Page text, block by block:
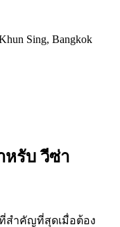
Sing, Bangkok
หรับวีซ่า
สำคัญที่สุดเมื่อต้อง